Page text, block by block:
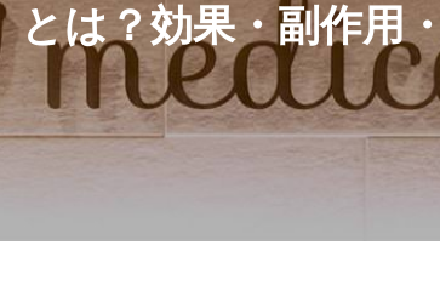
は？効果・副作用